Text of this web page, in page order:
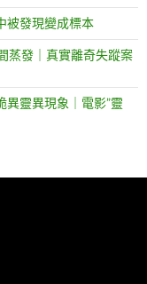
被發現變成標本
蒸發｜真實離奇失蹤案
靈異現象｜電影”靈